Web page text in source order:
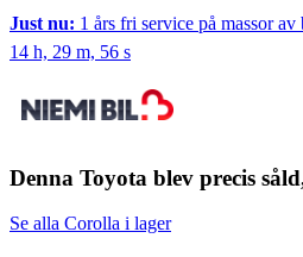
Just nu: 1 års fri service på massor av
14 h, 29 m, 55 s
Denna Toyota blev precis
Se alla Corolla i lager